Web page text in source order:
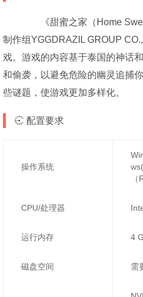
《甜蜜之家（Home
制作组YGGDRAZIL GROUP
戏。游戏的内容基于泰国的神话
和偷袭，以避免危险的幽灵追捕
些谜题，使游戏更加多样化。
配置要求
操作系统
CPU/处理器
运行内存 4
磁盘空间 需